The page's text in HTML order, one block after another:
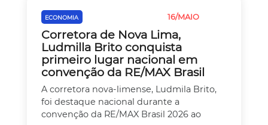
ECONOMIA 16/MAIO
Corretora de Nova Lima,
Ludmilla Brito conquista
primeiro lugar nacional em
convenção da RE/MAX Brasil
A corretora nova-limense, Ludmila Brito,
foi destaque nacional durante a
convenção da RE/MAX Brasil 2026 ao